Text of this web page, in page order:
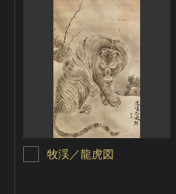
牧渓／龍虎図